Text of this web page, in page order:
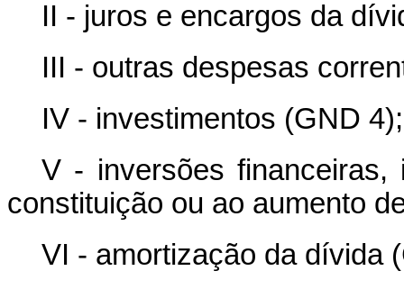
II - juros e encargos da
III - outras despesas
IV - investimentos (GND 4);
V - inversões
constituição ou ao aumento
VI - amortização da dívida